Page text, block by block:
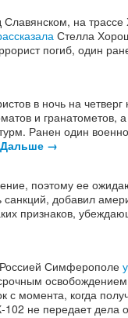
на
Стелла
погиб, один
в ночь на
и гранатометов,
Ранен один
Дальше →
поэтому ее
добавил
признаков,
Симферополе
с момента, когда
не передает дела